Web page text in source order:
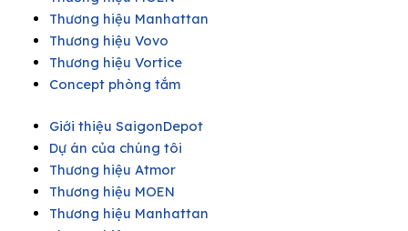
Thương hiệu Manhattan
Thương hiệu Vovo
Thương hiệu Vortice
Concept phòng tắm
Giới thiệu SaigonDepot
Dự án của chúng tôi
Thương hiệu Atmor
Thương hiệu MOEN
Thương hiệu Manhattan